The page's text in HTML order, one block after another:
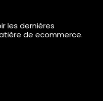
les dernières
de ecommerce.